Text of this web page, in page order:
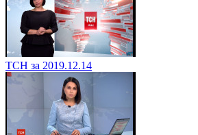
ТСН за 2019.12.14